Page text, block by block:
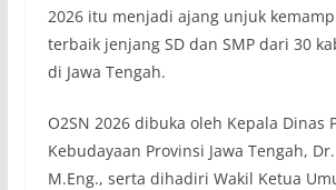
2026 itu menjadi ajang unjuk
terbaik jenjang SD dan SMP dari 30
di Jawa Tengah.
O2SN 2026 dibuka oleh Kepala Dinas
Kebudayaan Provinsi Jawa Tengah,
M.Eng., serta dihadiri Wakil Ketua